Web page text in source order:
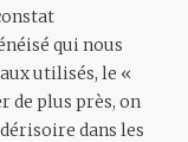
qui nous
utilisés, le «
de plus près, on
dans les